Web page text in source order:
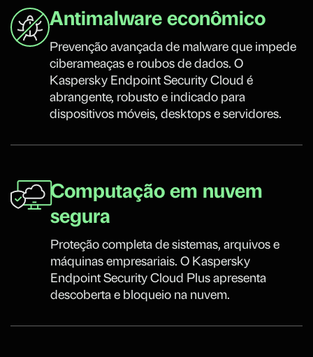
Antimalware econômico
Prevenção avançada de malware que impede
ciberameaças e roubos de dados. O
Kaspersky Endpoint Security Cloud é
abrangente, robusto e indicado para
dispositivos móveis, desktops e servidores.
Computação em nuvem
segura
Proteção completa de sistemas, arquivos e
máquinas empresariais. O Kaspersky
Endpoint Security Cloud Plus apresenta
descoberta e bloqueio na nuvem.